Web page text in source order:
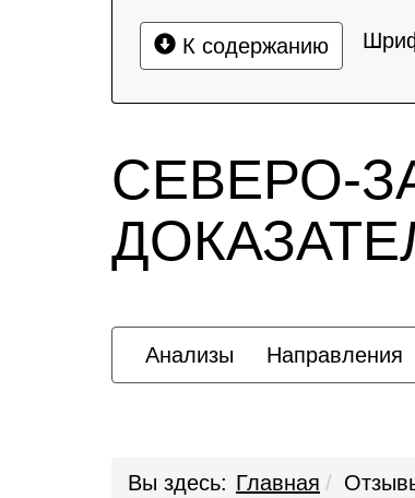
К содержанию
СЕВЕРО-
Анализы Направления
Вы здесь: Главная